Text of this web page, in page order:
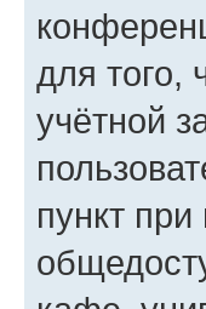
для того,
учётной
пункт